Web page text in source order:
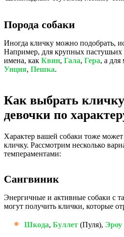
Порода собаки
Иногда кличку можно подобрать,
Например, для крупных пастушьих
имена, как Квин, Гала, Гера, а
Унция, Пешка.
Как выбрать
девочки по
Характер вашей собаки тоже
кличку. Рассмотрим несколько
темпераментами:
Сангвиник
Энергичные и активные собаки с
могут получить клички, которые
Шкода, Буллет (Пуля), Эроу